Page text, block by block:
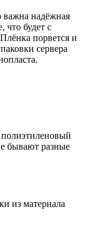
важна надёжная
что будет с
порвется и
сервера
бывают разные
из материала